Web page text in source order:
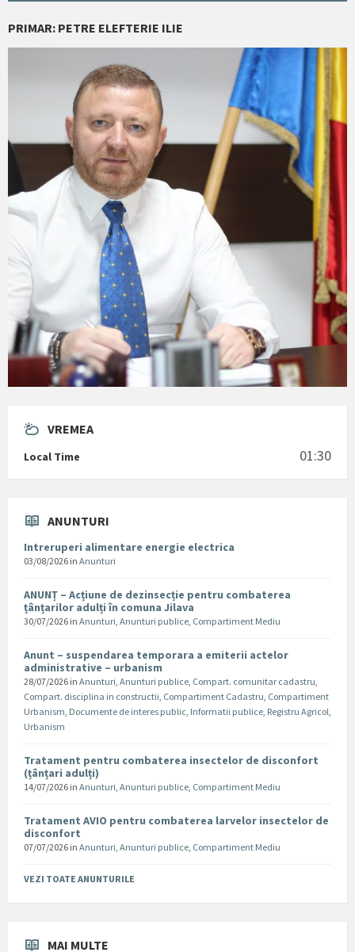
PRIMAR: PETRE ELEFTERIE ILIE
VREMEA
Local Time 01:30
ANUNTURI
Intreruperi alimentare energie electrica
03/08/2026 in Anunturi
ANUNȚ – Acțiune de dezinsecție pentru combaterea
țânțarilor adulți în comuna Jilava
30/07/2026 in Anunturi, Anunturi publice, Compartiment Mediu
Anunt – suspendarea temporara a emiterii actelor
administrative – urbanism
28/07/2026 in Anunturi, Anunturi publice, Compart. comunitar cadastru,
Compart. disciplina in constructii, Compartiment Cadastru, Compartiment
Urbanism, Documente de interes public, Informatii publice, Registru Agricol,
Urbanism
Tratament pentru combaterea insectelor de disconfort
(țânțari adulți)
14/07/2026 in Anunturi, Anunturi publice, Compartiment Mediu
Tratament AVIO pentru combaterea larvelor insectelor de
disconfort
07/07/2026 in Anunturi, Anunturi publice, Compartiment Mediu
VEZI TOATE ANUNTURILE
MAI MULTE